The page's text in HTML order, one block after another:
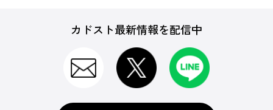
カドスト最新情報を配信中